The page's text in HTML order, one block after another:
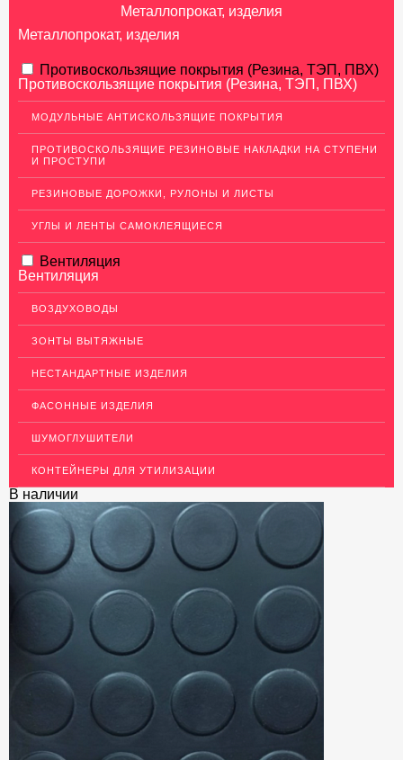
Металлопрокат, изделия
Металлопрокат, изделия
АЛЮМИНИЕВЫЙ ПРОКАТ
НЕРЖАВЕЮЩАЯ СТАЛЬ
МЕДНЫЙ ПРОКАТ
ЛАТУННЫЙ ПРОКАТ
ДЕКОР НЕРЖАВЕЙКА
ОГРАЖДЕНИЯ ДЛЯ ЛЕСТНИЦ
ЭЛЕКТРОДЫ
ДЕКОРАТИВНЫЙ УГОЛОК
МЕТАЛЛИЧЕСКИЕ ПОРОГИ НАПОЛЬНЫЕ (ДЛЯ ПОЛА),
РАСКЛАДКА, ПЛИНТУС
ПОТОЛКИ
АКЦИИ
НЕДОРОГОЙ МЕТАЛЛОПРОКАТ
Противоскользящие покрытия (Резина, ТЭП, ПВХ)
Противоскользящие покрытия (Резина, ТЭП, ПВХ)
МОДУЛЬНЫЕ АНТИСКОЛЬЗЯЩИЕ ПОКРЫТИЯ
ПРОТИВОСКОЛЬЗЯЩИЕ РЕЗИНОВЫЕ НАКЛАДКИ НА СТУПЕНИ
И ПРОСТУПИ
РЕЗИНОВЫЕ ДОРОЖКИ, РУЛОНЫ И ЛИСТЫ
УГЛЫ И ЛЕНТЫ САМОКЛЕЯЩИЕСЯ
Вентиляция
Вентиляция
ВОЗДУХОВОДЫ
ЗОНТЫ ВЫТЯЖНЫЕ
НЕСТАНДАРТНЫЕ ИЗДЕЛИЯ
ФАСОННЫЕ ИЗДЕЛИЯ
ШУМОГЛУШИТЕЛИ
КОНТЕЙНЕРЫ ДЛЯ УТИЛИЗАЦИИ
В наличии